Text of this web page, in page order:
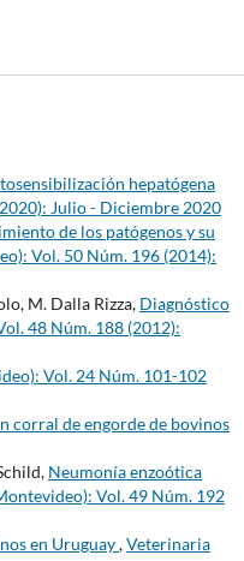
hepatógena
Julio - Diciembre 2020
de los patógenos y su
Vol. 50 Núm. 196 (2014):
M. Dalla Rizza, Diagnóstico
48 Núm. 188 (2012):
Vol. 24 Núm. 101-102
corral de engorde de bovinos
Neumonía enzoótica
Vol. 49 Núm. 192
en Uruguay,Veterinaria